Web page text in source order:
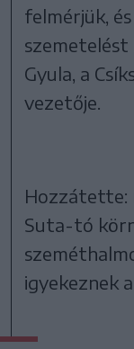
felmérjük,
szemetelést
Gyula, a
vezetője.
Hozzátette:
Suta-tó
igyekeznek